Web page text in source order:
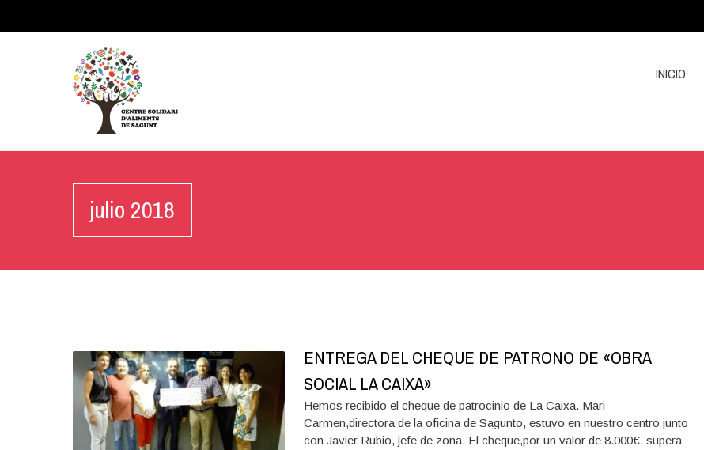
INICIO
julio 2018
ENTREGA DEL CHEQUE DE PATRONO DE «OBRA
SOCIAL LA CAIXA»
Hemos recibido el cheque de patrocinio de La Caixa. Mari
Carmen,directora de la oficina de Sagunto, estuvo en nuestro centro junto
con Javier Rubio, jefe de zona. El cheque,por un valor de 8.000€, supera